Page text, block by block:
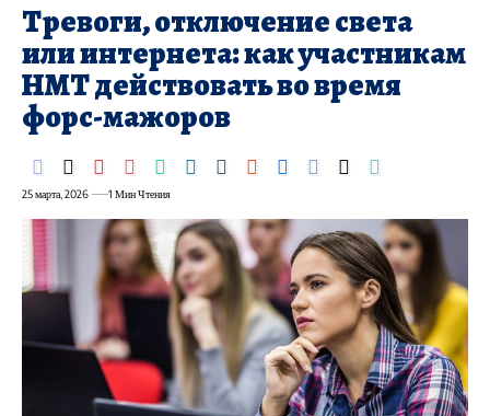
Тревоги, отключение света
или интернета: как участникам
НМТ действовать во время
форс-мажоров
25 марта, 2026 1 Мин Чтения